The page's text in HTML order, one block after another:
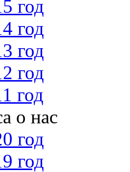
год
год
год
год
год
о нас
год
год